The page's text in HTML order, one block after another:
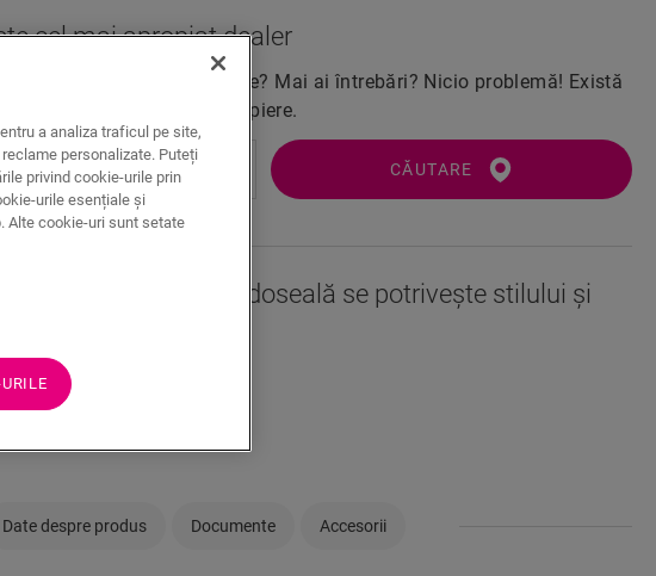
cel mai apropiat dealer
această podea în realitate? Mai ai întrebări? Nicio problemă! Există
dealer Quick-Step în apropiere.
CĂUTARE
sigur că această pardoseală se potrivește stilului și
camera dumneavoastră
Date despre produs Documente Accesorii
a analiza traficul pe site,
personalizate. Puteți
privind cookie-urile prin
urile esențiale și
Alte cookie-uri sunt setate